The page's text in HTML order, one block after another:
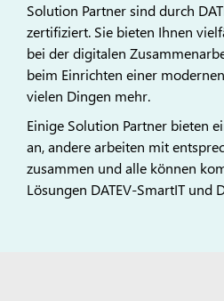
Solution Partner sind durch
zertifiziert. Sie bieten Ihnen
bei der digitalen
beim Einrichten einer
vielen Dingen mehr.
Einige Solution Partner bieten
an, andere arbeiten mit
zusammen und alle können
Lösungen DATEV-SmartIT und